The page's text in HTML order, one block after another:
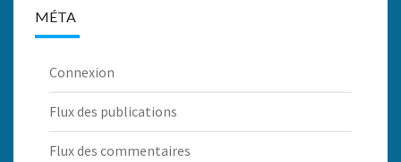
MÉTA
Connexion
Flux des publications
Flux des commentaires